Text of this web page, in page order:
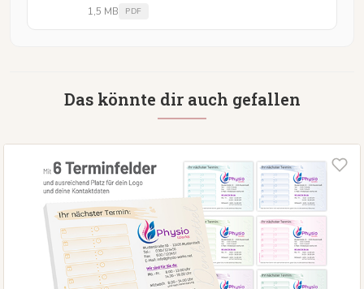
1,5 MB PDF
Das könnte dir auch gefallen